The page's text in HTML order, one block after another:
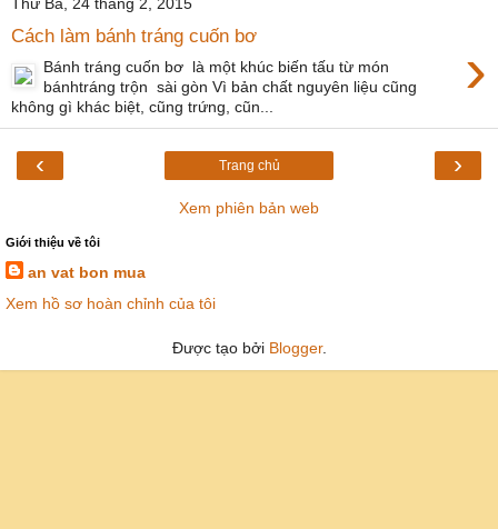
Cách làm bánh tráng cuốn bơ ›
Bánh tráng cuốn bơ là một khúc biến tấu từ món
bánhtráng trộn sài gòn Vì bản chất nguyên liệu cũng
không gì khác biệt, cũng trứng, cũn...
‹ ›
Trang chủ
Xem phiên bản web
Giới thiệu về tôi
an vat bon mua
Xem hồ sơ hoàn chỉnh của tôi
Được tạo bởi Blogger.